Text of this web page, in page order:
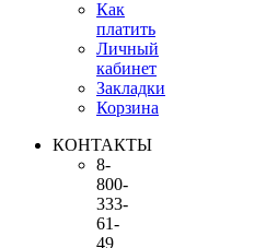
Как
платить
Личный
кабинет
Закладки
Корзина
КОНТАКТЫ
8-
800-
333-
61-
49